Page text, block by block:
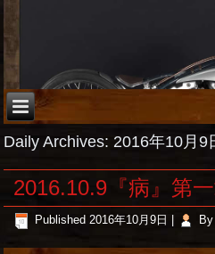
Daily Archives:2016年10月9
2016.10.9『病』第
Published 2016年10月9日 By